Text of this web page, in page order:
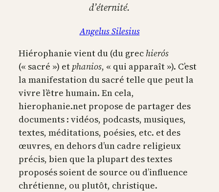
d’éternité.
Angelus Silesius
Hiérophanie vient du (du grec hierós
(« sacré ») et phanios, « qui apparaît »). C’est
la manifestation du sacré telle que peut la
vivre l’être humain. En cela,
hierophanie.net propose de partager des
documents : vidéos, podcasts, musiques,
textes, méditations, poésies, etc. et des
œuvres, en dehors d’un cadre religieux
précis, bien que la plupart des textes
proposés soient de source ou d’influence
chrétienne, ou plutôt, christique.